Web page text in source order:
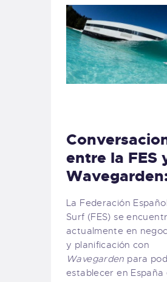
entre la FES
La Federación
Surf (FES) se
actualmente en
y planificación con
Wavegarden para
establecer en España